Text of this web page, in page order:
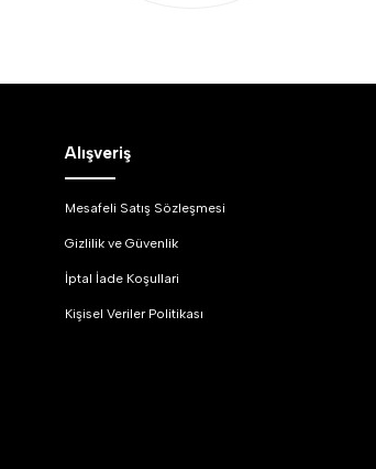
Alışveriş
Mesafeli Satış Sözleşmesi
Gizlilik ve Güvenlik
İptal İade Koşullari
Kişisel Veriler Politikası